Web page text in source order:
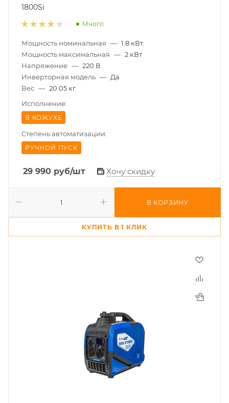
1800Si
Много
Мощность номинальная — 1.8 кВт
Мощность максимальная — 2 кВт
Напряжение — 220 В
Инверторная модель — Да
Вес — 20.05 кг
Исполнение:
В КОЖУХЕ
Степень автоматизации:
РУЧНОЙ ПУСК
29 990 руб/шт Хочу скидку
В КОРЗИНУ
КУПИТЬ В 1 КЛИК